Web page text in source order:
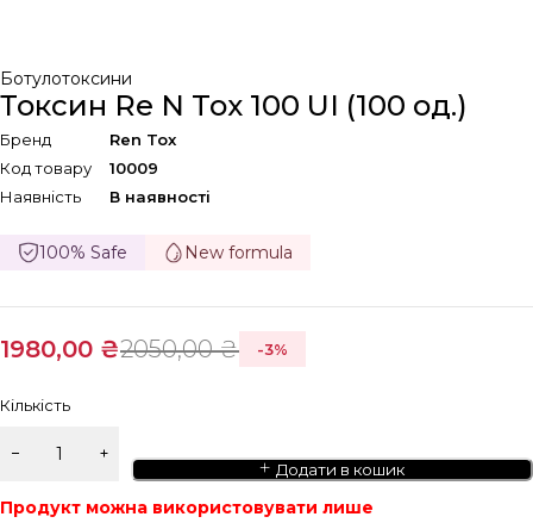
Ботулотоксини
Токсин Re N Tox 100 UI (100 од.)
Бренд
Ren Tox
Код товару
10009
Наявність
В наявності
100% Safe New formula
2050,00₴
1980,00 ₴ -3%
Кількість
Додати в кошик
Продукт можна використовувати лише